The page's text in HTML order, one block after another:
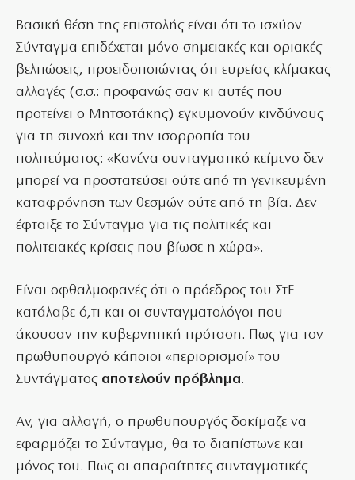
Βασική θέση της επιστολής είναι ότι το ισχύον
Σύνταγμα επιδέχεται μόνο σημειακές και οριακές
βελτιώσεις, προειδοποιώντας ότι ευρείας κλίμακας
αλλαγές (σ.σ.: προφανώς σαν κι αυτές που
προτείνει ο Μητσοτάκης) εγκυμονούν κινδύνους
για τη συνοχή και την ισορροπία του
πολιτεύματος: «Κανένα συνταγματικό κείμενο δεν
μπορεί να προστατεύσει ούτε από τη γενικευμένη
καταφρόνηση των θεσμών ούτε από τη βία. Δεν
έφταιξε το Σύνταγμα για τις πολιτικές και
πολιτειακές κρίσεις που βίωσε η χώρα».
Είναι οφθαλμοφανές ότι ο πρόεδρος του ΣτΕ
κατάλαβε ό,τι και οι συνταγματολόγοι που
άκουσαν την κυβερνητική πρόταση. Πως για τον
πρωθυπουργό κάποιοι «περιορισμοί» του
Συντάγματος αποτελούν πρόβλημα.
Αν, για αλλαγή, ο πρωθυπουργός δοκίμαζε να
εφαρμόζει το Σύνταγμα, θα το διαπίστωνε και
μόνος του. Πως οι απαραίτητες συνταγματικές